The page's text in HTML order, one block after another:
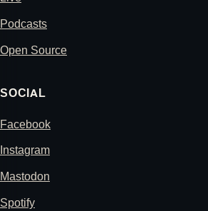
Podcasts
Open Source
SOCIAL
Facebook
Instagram
Mastodon
Spotify